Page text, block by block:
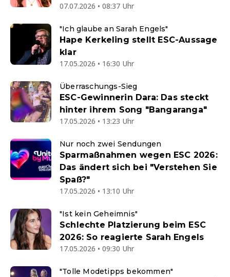
07.07.2026 • 08:37 Uhr
"Ich glaube an Sarah Engels"
Hape Kerkeling stellt ESC-Aussage
klar
17.05.2026 • 16:30 Uhr
Überraschungs-Sieg
ESC-Gewinnerin Dara: Das steckt
hinter ihrem Song "Bangaranga"
17.05.2026 • 13:23 Uhr
Nur noch zwei Sendungen
Sparmaßnahmen wegen ESC 2026:
Das ändert sich bei "Verstehen Sie
Spaß?"
17.05.2026 • 13:10 Uhr
"Ist kein Geheimnis"
Schlechte Platzierung beim ESC
2026: So reagierte Sarah Engels
17.05.2026 • 09:30 Uhr
"Tolle Modetipps bekommen"